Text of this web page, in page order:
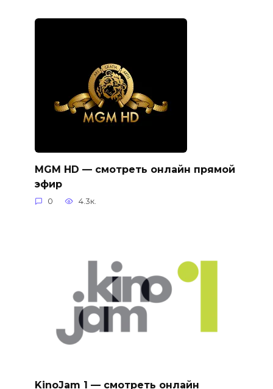
MGM HD — смотреть онлайн прямой
эфир
0 4.3к.
KinoJam 1 — смотреть онлайн